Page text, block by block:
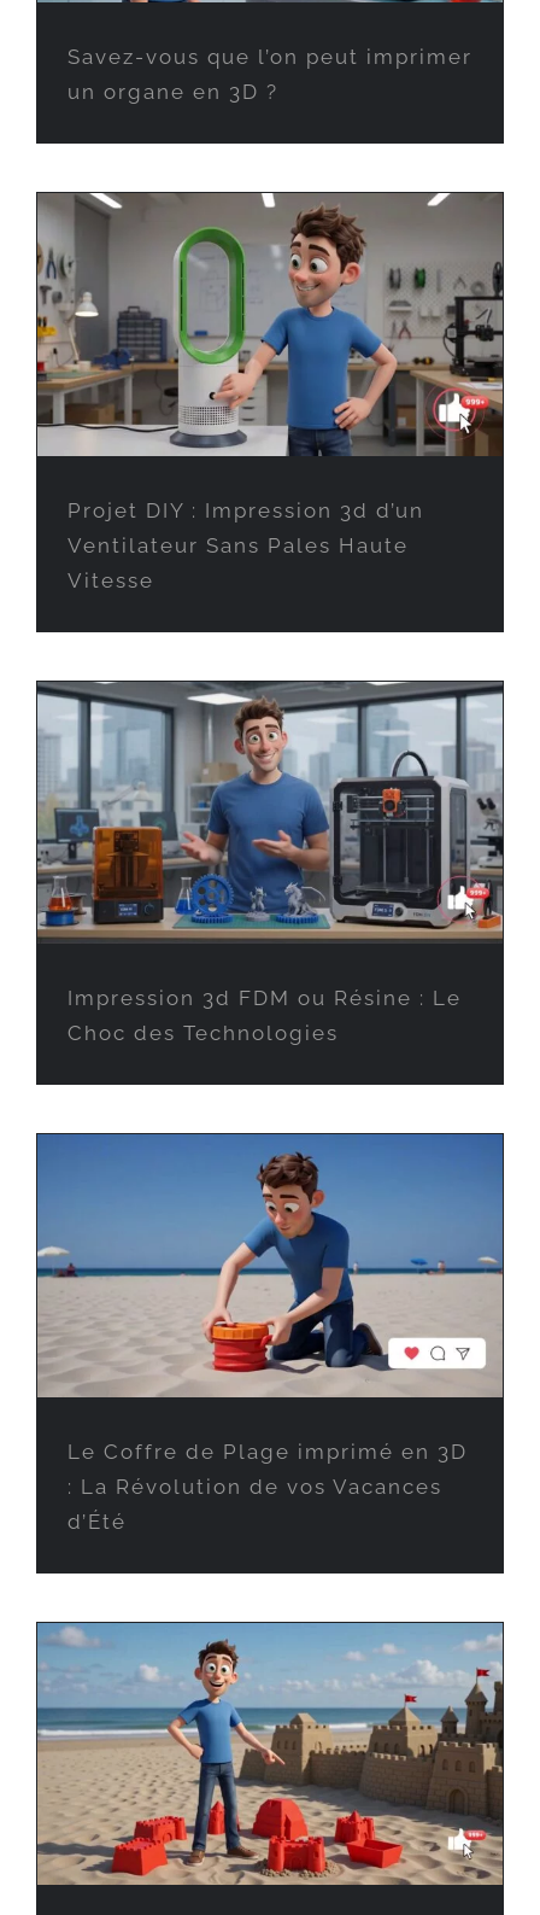
Savez-vous que l’on peut imprimer
un organe en 3D ?
Projet DIY : Impression 3d d’un
Ventilateur Sans Pales Haute
Vitesse
Impression 3d FDM ou Résine : Le
Choc des Technologies
Le Coffre de Plage imprimé en 3D
: La Révolution de vos Vacances
d’Été